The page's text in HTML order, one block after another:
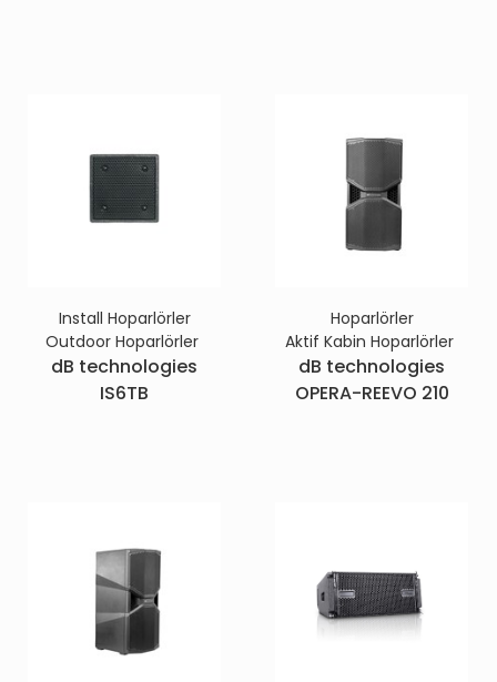
Install Hoparlörler
Outdoor Hoparlörler
dB technologies
IS6TB
Hoparlörler
Aktif Kabin Hoparlörler
dB technologies
OPERA-REEVO 210